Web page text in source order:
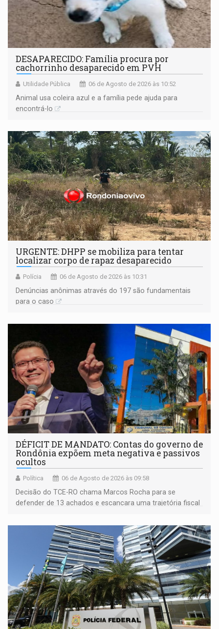
DESAPARECIDO: Família procura por
cachorrinho desaparecido em PVH
Utilidade Pública 06 de Agosto de 2026 às 10:52
Animal usa coleira azul e a família pede ajuda para
encontrá-lo
URGENTE: DHPP se mobiliza para tentar
localizar corpo de rapaz desaparecido
Polícia 06 de Agosto de 2026 às 10:31
Denúncias anônimas através do 197 são fundamentais
para o caso
DÉFICIT DE MANDATO: Contas do governo de
Rondônia expõem meta negativa e passivos
ocultos
Política 06 de Agosto de 2026 às 09:58
Decisão do TCE-RO chama Marcos Rocha para se
defender de 13 achados e escancara uma trajetória fiscal
mandato